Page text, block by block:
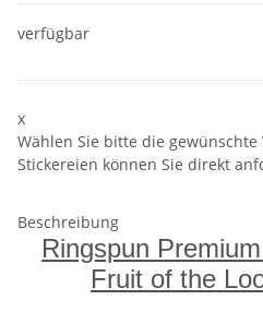
verfügbar
x
Wählen Sie bitte die
Stickereien können Sie direkt
Beschreibung
Ringspun
Fruit of the